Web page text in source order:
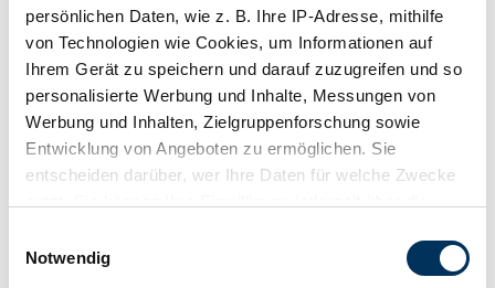
persönlichen Daten, wie z. B. Ihre IP-Adresse, mithilfe
von Technologien wie Cookies, um Informationen auf
Ihrem Gerät zu speichern und darauf zuzugreifen und so
personalisierte Werbung und Inhalte, Messungen von
Werbung und Inhalten, Zielgruppenforschung sowie
Entwicklung von Angeboten zu ermöglichen. Sie
entscheiden darüber, wer Ihre Daten für welche Zwecke
Trigger Symbol ändern oder widerrufen
Notwendig